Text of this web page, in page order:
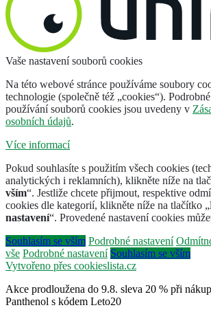
Vaše nastavení souborů cookies
Na této webové stránce používáme soubory
technologie (společně též „cookies“).
používání souborů cookies jsou uvedeny v
osobních údajů.
Více informací
Pokud souhlasíte s použitím všech cookies
analytických i reklamních), klikněte níže na
vším“. Jestliže chcete přijmout, respektive
cookies dle kategorií, klikněte níže na tlačítko „
nastavení“. Provedené nastavení cookies
Souhlasím se vším Podrobné nastavení
vše Podrobné nastavení Souhlasím se vším
Vytvořeno přes cookieslista.cz
Akce prodloužena do 9.8. sleva 20 % při
Panthenol s kódem Leto20